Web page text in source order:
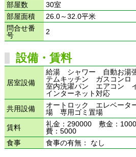
部屋数
30室
部屋面積
26.0～32.0平米
問合せ番
号
2
設備・賃料
居室設備
給湯 シャワー 自動お湯
テムキッチン ガスコン
室内洗濯パン エアコン
インターネット対応
共用設備
オートロック エレベー
場 専用ゴミ置場
賃料
礼金：290000 敷金：
費：5000
食事
食事の有無： なし